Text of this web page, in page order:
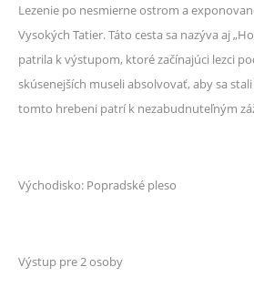
Lezenie po nesmierne ostrom a
Vysokých Tatier. Táto cesta sa nazýva aj
patrila k výstupom, ktoré začínajúci lezci
skúsenejších museli absolvovať, aby sa
tomto hrebeni patrí k nezabudnuteľným
Východisko: Popradské pleso
Výstup pre 2 osoby